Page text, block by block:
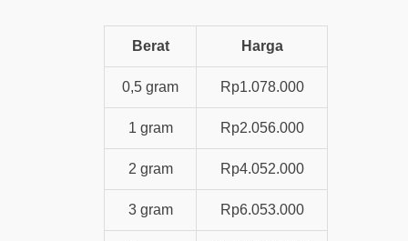
Berat Harga
0,5 gram Rp1.078.000
1 gram Rp2.056.000
2 gram Rp4.052.000
3 gram Rp6.053.000